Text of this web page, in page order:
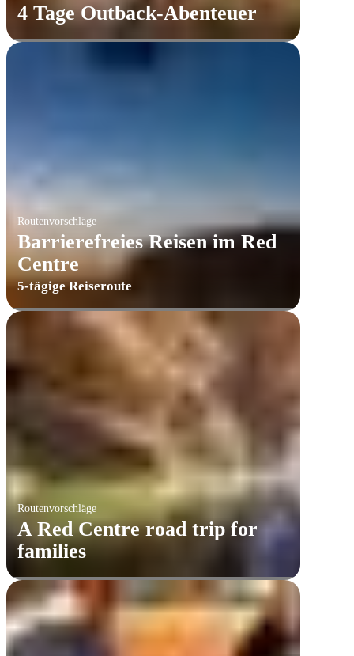
4 Tage Outback-Abenteuer
Routenvorschläge
Barrierefreies Reisen im Red
Centre
5-tägige Reiseroute
Routenvorschläge
A Red Centre road trip for
families